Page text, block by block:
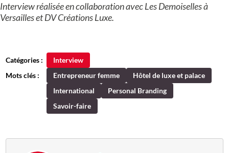
Interview réalisée en collaboration avec Les Demoiselles à
Versailles et DV Créations Luxe.
Catégories :
Interview
Mots clés :
Entrepreneur femme
Hôtel de luxe et palace
International
Personal Branding
Savoir-faire